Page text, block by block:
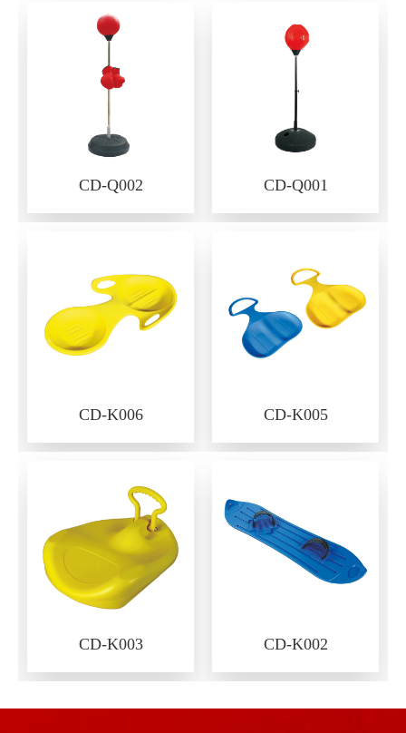
CD-Q002 CD-Q001
CD-K006 CD-K005
CD-K003 CD-K002